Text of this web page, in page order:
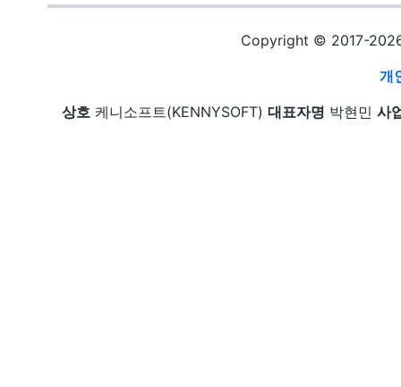
Copyright © 2017-
개
상호 케니소프트(KENNYSOFT) 대표자명 박현민 사